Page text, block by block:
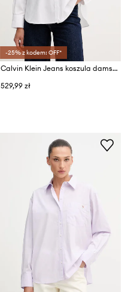
-25% z kodem: OFF*
Calvin Klein Jeans koszula damska bawełniana
529,99 zł